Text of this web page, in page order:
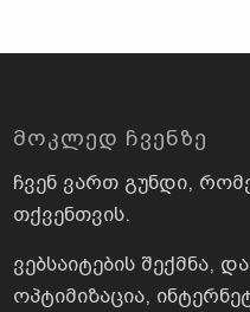
ᲛᲝᲙᲚᲔᲓ ᲩᲕᲔᲜᲖᲔ
ჩვენ ვართ გუნდი,
თქვენთვის.
ვებსაიტების შექმნა,
ოპტიმიზაცია,